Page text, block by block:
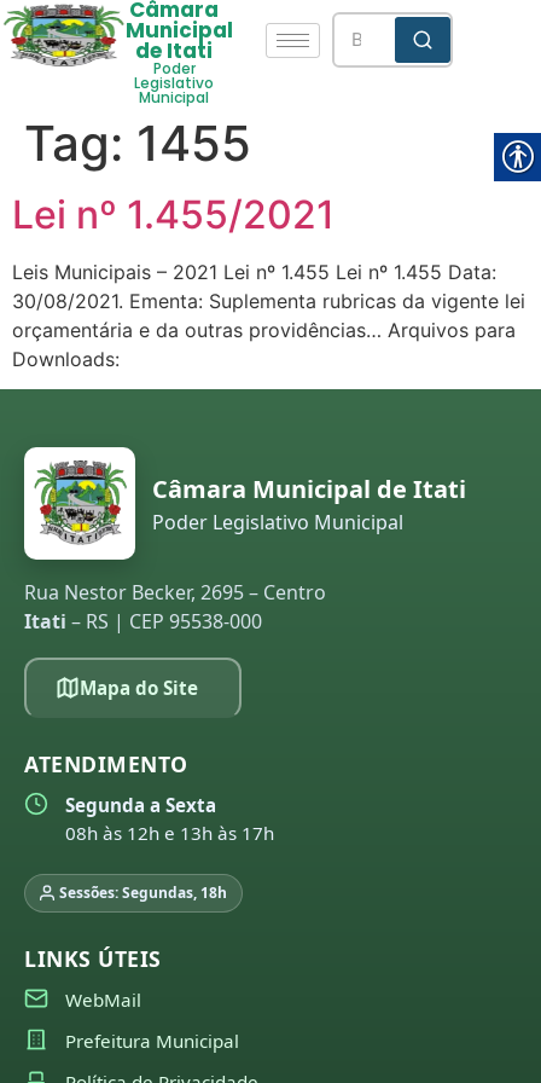
Câmara
Municipal
de Itati
Poder
Legislativo
Municipal
Tag: 1455
Lei nº 1.455/2021
Leis Municipais – 2021 Lei nº 1.455 Lei nº 1.455 Data:
30/08/2021. Ementa: Suplementa rubricas da vigente lei
orçamentária e da outras providências… Arquivos para
Downloads:
Câmara Municipal de Itati
Poder Legislativo Municipal
Rua Nestor Becker, 2695 – Centro
Itati – RS | CEP 95538-000
Mapa do Site
ATENDIMENTO
Segunda a Sexta
08h às 12h e 13h às 17h
Sessões: Segundas, 18h
LINKS ÚTEIS
WebMail
Prefeitura Municipal